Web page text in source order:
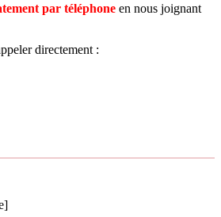
par téléphone en nous joignant
directement :